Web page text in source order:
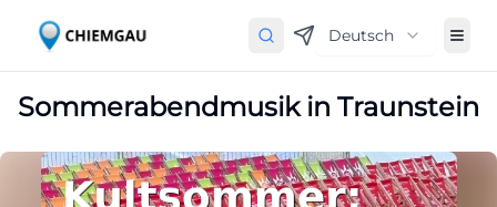
Deutsch
Sommerabendmusik in Traunstein